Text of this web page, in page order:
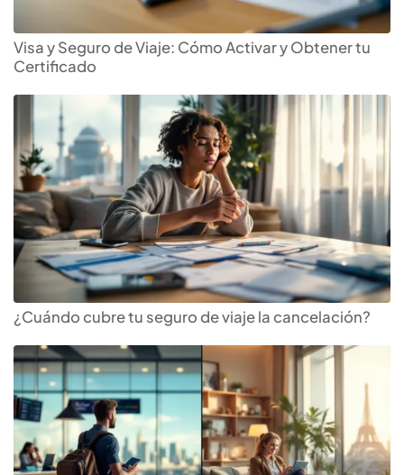
Visa y Seguro de Viaje: Cómo Activar y Obtener tu
Certificado
¿Cuándo cubre tu seguro de viaje la cancelación?